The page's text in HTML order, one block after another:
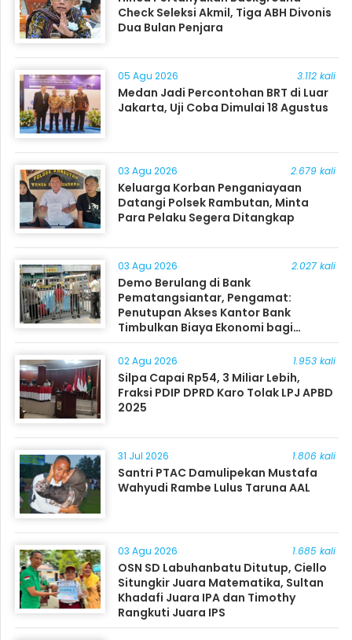
Check Seleksi Akmil, Tiga ABH Divonis
Dua Bulan Penjara
05 Agu 2026 3.112 kali
Medan Jadi Percontohan BRT di Luar
Jakarta, Uji Coba Dimulai 18 Agustus
03 Agu 2026 2.679 kali
Keluarga Korban Penganiayaan
Datangi Polsek Rambutan, Minta
Para Pelaku Segera Ditangkap
03 Agu 2026 2.027 kali
Demo Berulang di Bank
Pematangsiantar, Pengamat:
Penutupan Akses Kantor Bank
Timbulkan Biaya Ekonomi bagi
Masyarakat
02 Agu 2026 1.953 kali
Silpa Capai Rp54, 3 Miliar Lebih,
Fraksi PDIP DPRD Karo Tolak LPJ APBD
2025
31 Jul 2026 1.806 kali
Santri PTAC Damulipekan Mustafa
Wahyudi Rambe Lulus Taruna AAL
03 Agu 2026 1.685 kali
OSN SD Labuhanbatu Ditutup, Ciello
Situngkir Juara Matematika, Sultan
Khadafi Juara IPA dan Timothy
Rangkuti Juara IPS